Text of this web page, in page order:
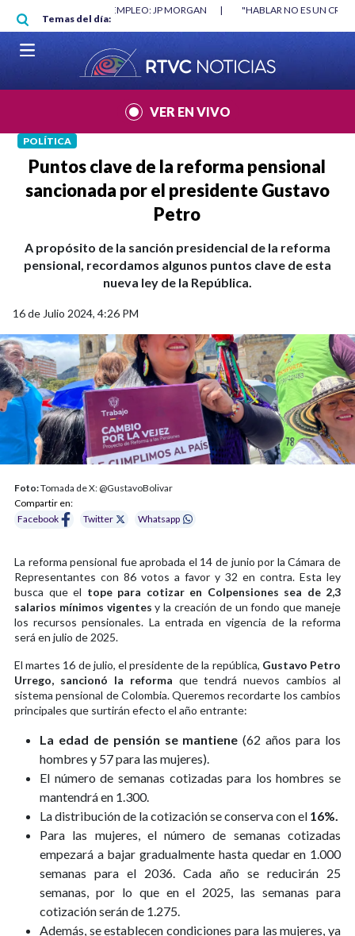
Pasar al contenido principal
Temas del día:
"HABLAR NO ES UN CRIMEN": CARTA DE BETO CORAL |
VER EN VIVO
POLÍTICA
Puntos clave de la reforma pensional
sancionada por el presidente Gustavo
Petro
A propósito de la sanción presidencial de la reforma
pensional, recordamos algunos puntos clave de esta
nueva ley de la República.
16 de Julio 2024, 4:26 PM
Foto:Tomada de X: @GustavoBolivar
Compartir en:
Facebook
Twitter Whatsapp
La reforma pensional fue aprobada el 14 de junio por la Cámara de
Representantes con 86 votos a favor y 32 en contra. Esta ley
busca que el tope para cotizar en Colpensiones sea de 2,3
salarios mínimos vigentesy la creación de un fondo que maneje
los recursos pensionales. La entrada en vigencia de la reforma
será en julio de 2025.
El martes 16 de julio, el presidente de la república, Gustavo Petro
Urrego, sancionó la reforma que tendrá nuevos cambios al
sistema pensional de Colombia. Queremos recordarte los cambios
principales que surtirán efecto el año entrante:
La edad de pensión se mantiene (62 años para los
hombres y 57 para las mujeres).
El número de semanas cotizadas para los hombres se
mantendrá en 1.300.
La distribución de la cotización se conserva con el 16%.
Para las mujeres, el número de semanas cotizadas
empezará a bajar gradualmente hasta quedar en 1.000
semanas para el 2036. Cada año se reducirán 25
semanas, por lo que en el 2025, las semanas para
cotización serán de 1.275.
Además, se establecen condiciones para las mujeres, ya